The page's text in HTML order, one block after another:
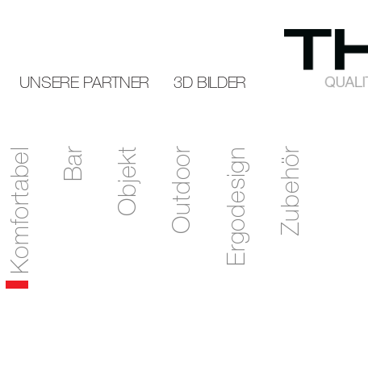
UNSERE PARTNER 3D BILDER
Komfortabel Bar Objekt Outdoor Ergodesign Zubehör